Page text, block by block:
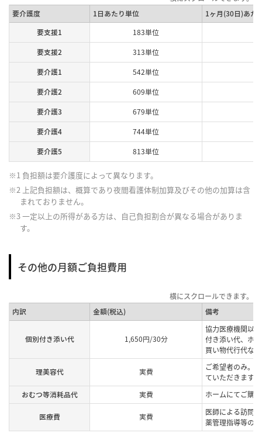
要介護度 1日あたり単位
1ヶ月(30日)あた
要支援1
183単位
要支援2
313単位
要介護1
542単位
要介護2
609単位
要介護3
679単位
要介護4
744単位
要介護5
813単位
※1 負担額は要介護度によって異なります。
※2 上記負担額は、概算であり夜間看護体制加算及びその他の加算は含
まれておりません。
※3 一定以上の所得がある方は、自己負担割合が異なる場合がありま
す。
その他の月額ご負担費用
内訳 金額(税込) 備考
個別付き添い代 1,650円/30分
協力医療機関以
付き添い代、ホ
買い物代行代な
理美容代 実費
ご希望者のみ。
ていただきます。
おむつ等消耗品代
実費 ホームにてご購
医療費 実費
医師による訪問
薬管理指導等の